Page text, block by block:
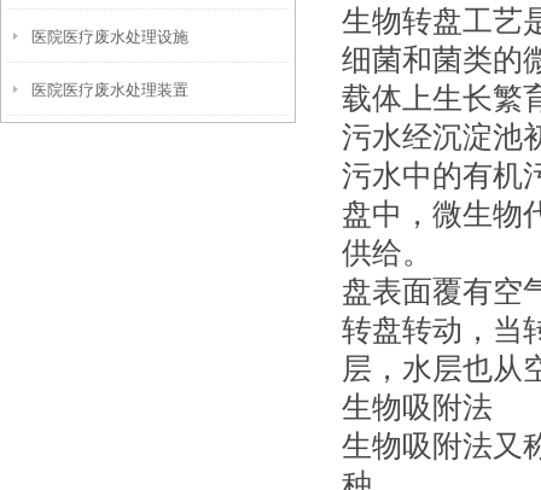
医院医疗废水处理设施
医院医疗废水处理装置
生物转盘工艺
细菌和菌类的
载体上生长繁
污水经沉淀池
污水中的有机
盘中，微生物
供给。
盘表面覆有空
转盘转动，当
层，水层也从
生物吸附法
生物吸附法又